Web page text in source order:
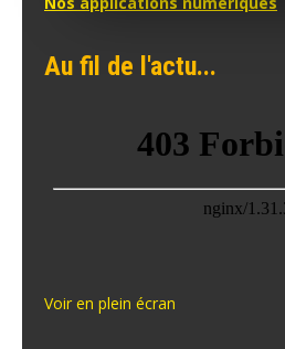
l’article
Au fil de l'actu...
Voir en plein écran